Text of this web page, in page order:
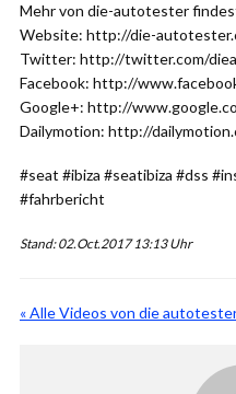
Mehr von die-autotester
Website: http://die-
Twitter: http://twitter.com/
Facebook: http://
Google+: http://
Dailymotion: http://
#seat #ibiza #seatibiza #dss
#fahrbericht
Stand: 02.Oct.2017 13:13 Uhr
« Alle Videos von die